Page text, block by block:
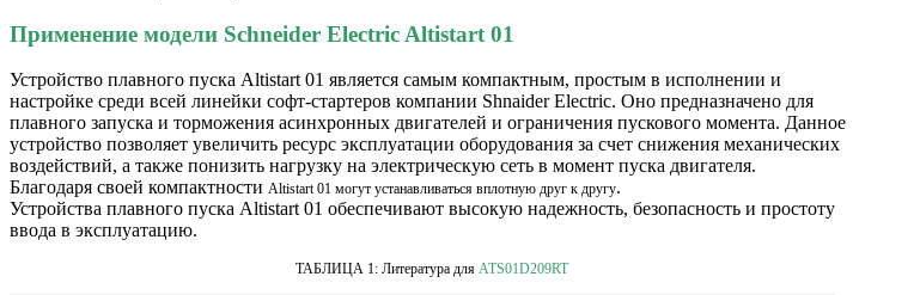
Применение модели Schneider Electric Altistart 01
Устройство плавного пуска Altistart 01 является самым компактным, проcтым в исполнении и
настройке среди всей линейки софт-стартеров компании Shnaider Electric. Оно предназначено для
плавного запуска и торможения асинхронных двигателей и ограничения пускового момента. Данное
устройство позволяет увеличить ресурс эксплуатации оборудования за счет снижения механических
воздействий, а также понизить нагрузку на электрическую сеть в момент пуска двигателя.
Благодаря своей компактности Altistart 01 могут устанавливаться вплотную друг к другу.
Устройства плавного пуска Altistart 01 обеспечивают высокую надежность, безопасность и простоту
ввода в эксплуатацию.
ТАБЛИЦА 1: Литература для ATS01D209RT